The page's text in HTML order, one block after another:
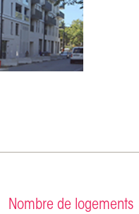
Nombre de logements